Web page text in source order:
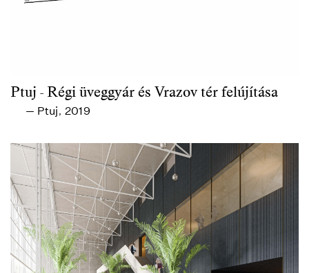
Ptuj - Régi üveggyár és Vrazov tér felújítása
— Ptuj, 2019